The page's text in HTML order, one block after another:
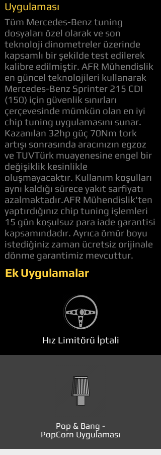
Uygulaması
Tüm Mercedes-Benz tuning
dosyaları özel olarak ve son
teknoloji dinometreler üzerinde
kapsamlı bir şekilde test edilerek
kalibre edilmiştir. AFR Mühendislik
en güncel teknolojileri kullanarak
Mercedes-Benz Sprinter 215 CDI
(150) için güvenlik sınırları
çerçevesinde mümkün olan en iyi
chip tuning uygulamasını sunar.
Kazanılan 32hp güç 70Nm tork
artışı sonrasında aracınızın egzoz
ve TUVTürk muayenesine engel bir
değişiklik kesinlikle
oluşmayacaktır. Kullanım koşulları
aynı kaldığı sürece yakıt sarfiyatı
azalmaktadır.AFR Mühendislik'ten
yaptırdığınız chip tuning işlemleri
15 gün koşulsuz para iade garantisi
kapsamındadır. Ayrıca ömür boyu
istediğiniz zaman ücretsiz orijinale
dönme garantimiz mevcuttur.
Ek Uygulamalar
Hız Limitörü İptali
Pop & Bang -
PopCorn Uygulaması